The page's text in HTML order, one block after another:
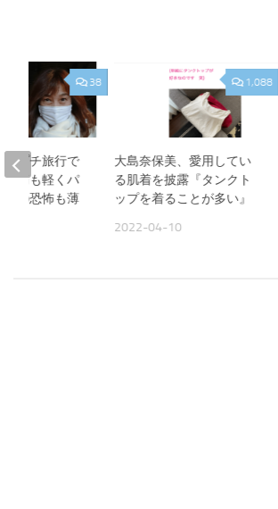
1,088
大島奈保美、愛用してい
る肌着を披露『タンクト
ップを着ることが多い』
2022-04-10
38
、プチ旅行で
頭痛も軽くパ
への恐怖も薄